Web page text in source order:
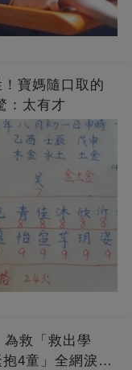
寶媽隨口取的
：太有才
救「救出學
4童」全網淚